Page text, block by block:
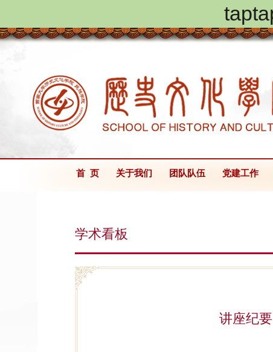
首 页 关于我们 团队队伍 党建工作
学术看板
讲座纪